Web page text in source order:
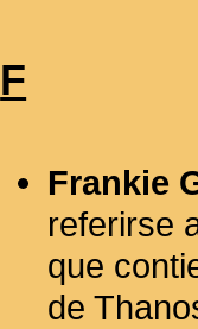
F
Frankie
referirse
que
de